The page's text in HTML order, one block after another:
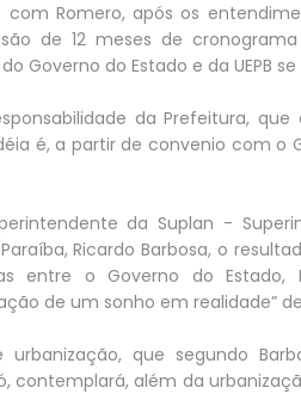
com Romero, após os
de 12 meses de
Governo do Estado e da UEPB
da Prefeitura,
é, a partir de convenio com o
da Suplan -
Ricardo Barbosa, o
entre o Governo do Estado,
de um sonho em realidade”
urbanização, que segundo
contemplará, além da